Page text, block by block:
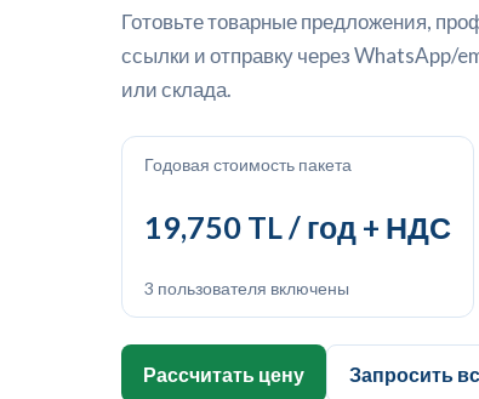
Готовьте товарные предложения,
ссылки и отправку через WhatsApp/
или склада.
Годовая стоимость пакета
19,750 TL / год + НДС
3 пользователя включены
Рассчитать цену Запросить